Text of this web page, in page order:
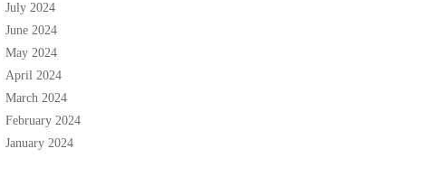
July 2024
June 2024
May 2024
April 2024
March 2024
February 2024
January 2024